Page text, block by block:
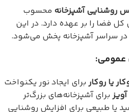
روشنایی آشپزخانه محسوب
فضا را بر عهده دارد. در این
سراسر آشپزخانه پخش می‌شود.
عمومی:
یا روکار برای ایجاد نور یکنواخت
برای آشپزخانه‌های بزرگ‌تر
یا طبیعی برای افزایش روشنایی